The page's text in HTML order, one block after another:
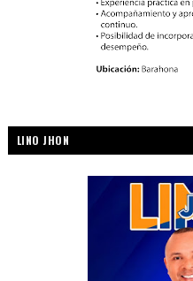
LINO JHON